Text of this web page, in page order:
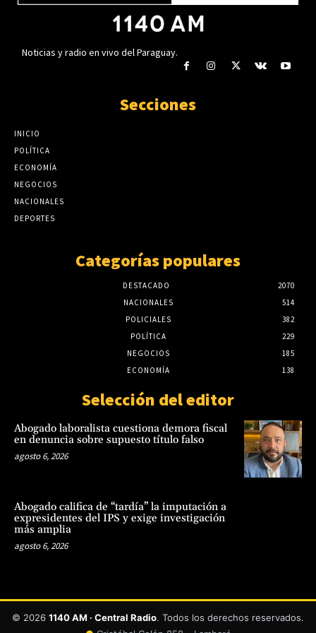
Noticias y radio en vivo del Paraguay.
Secciones
INICIO
POLÍTICA
ECONOMÍA
NEGOCIOS
NACIONALES
DEPORTES
Categorías populares
DESTACADO
2070
NACIONALES
514
POLICIALES
382
POLÍTICA
229
NEGOCIOS
185
ECONOMÍA
138
Selección del editor
Abogado laboralista cuestiona demora fiscal
en denuncia sobre supuesto título falso
agosto 6, 2026
Abogado califica de “tardía” la imputación a
expresidentes del IPS y exige investigación
más amplia
agosto 6, 2026
© 2026 1140 AM · Central Radio. Todos los derechos reservados.